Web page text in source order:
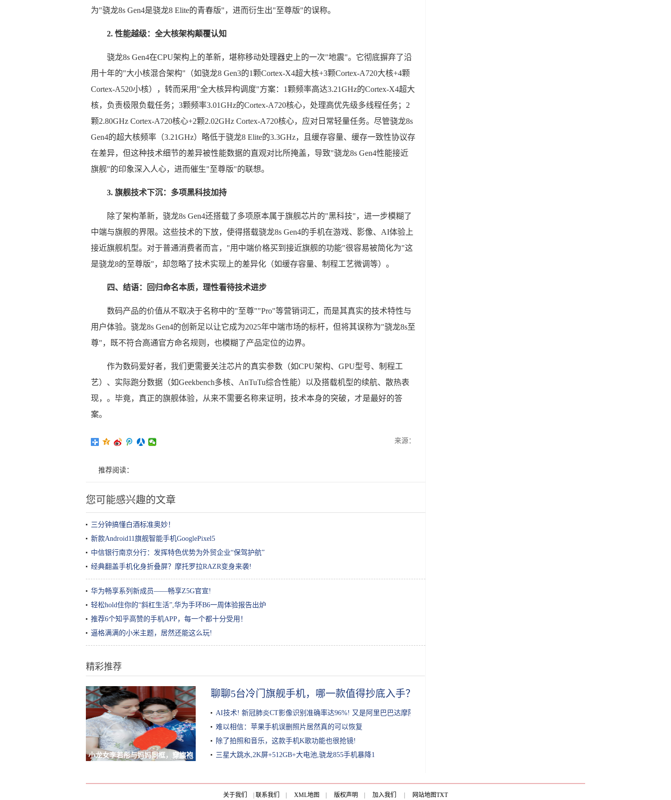
为"骁龙8s Gen4是骁龙8 Elite的青春版"，进而衍生出"至尊版"的误称。
2. 性能越级：全大核架构颠覆认知
骁龙8s Gen4在CPU架构上的革新，堪称移动处理器史上的一次"地震"。它彻底摒弃了沿
用十年的"大小核混合架构"（如骁龙8 Gen3的1颗Cortex-X4超大核+3颗Cortex-A720大核+4颗
Cortex-A520小核），转而采用"全大核异构调度"方案：1颗频率高达3.21GHz的Cortex-X4超大
核，负责极限负载任务；3颗频率3.01GHz的Cortex-A720核心，处理高优先级多线程任务；2
颗2.80GHz Cortex-A720核心+2颗2.02GHz Cortex-A720核心，应对日常轻量任务。尽管骁龙8s
Gen4的超大核频率（3.21GHz）略低于骁龙8 Elite的3.3GHz，且缓存容量、缓存一致性协议存
在差异，但这种技术细节的差异被性能数据的直观对比所掩盖，导致"骁龙8s Gen4性能接近
旗舰"的印象深入人心，进而催生"至尊版"的联想。
3. 旗舰技术下沉：多项黑科技加持
除了架构革新，骁龙8s Gen4还搭载了多项原本属于旗舰芯片的"黑科技"，进一步模糊了
中端与旗舰的界限。这些技术的下放，使得搭载骁龙8s Gen4的手机在游戏、影像、AI体验上
接近旗舰机型。对于普通消费者而言，"用中端价格买到接近旗舰的功能"很容易被简化为"这
是骁龙8的至尊版"，却忽略了技术实现上的差异化（如缓存容量、制程工艺微调等）。
四、结语：回归命名本质，理性看待技术进步
数码产品的价值从不取决于名称中的"至尊""Pro"等营销词汇，而是其真实的技术特性与
用户体验。骁龙8s Gen4的创新足以让它成为2025年中端市场的标杆，但将其误称为"骁龙8s至
尊"，既不符合高通官方命名规则，也模糊了产品定位的边界。
作为数码爱好者，我们更需要关注芯片的真实参数（如CPU架构、GPU型号、制程工
艺）、实际跑分数据（如Geekbench多核、AnTuTu综合性能）以及搭载机型的续航、散热表
现，。毕竟，真正的旗舰体验，从来不需要名称来证明，技术本身的突破，才是最好的答
案。
来源：
推荐阅读：
您可能感兴趣的文章
三分钟搞懂白酒标准奥妙！
新款Android11旗舰智能手机GooglePixel5
中信银行南京分行：发挥特色优势为外贸企业“保驾护航”
经典翻盖手机化身折叠屏？摩托罗拉RAZR变身来袭!
华为畅享系列新成员——畅享Z5G官宣!
轻松hold住你的“斜杠生活”,华为手环B6一周体验报告出炉
推荐6个知乎高赞的手机APP，每一个都十分受用！
逼格满满的小米主题，居然还能这么玩!
精彩推荐
小龙女李若彤与妈妈同框，穿旗袍
聊聊5台冷门旗舰手机，哪一款值得抄底入手？
AI技术! 新冠肺炎CT影像识别准确率达96%! 又是阿里巴巴达摩院
难以相信：苹果手机误删照片居然真的可以恢复
除了拍照和音乐，这款手机K歌功能也很抢镜!
三星大跳水,2K屏+512GB+大电池,骁龙855手机暴降1
关于我们 联系我们 XML地图 版权声明 加入我们 网站地图TXT